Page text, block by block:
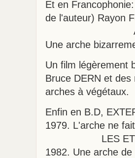
Et en
de l'auteur) Rayon
ABZALON
Une arche
Un film légèrement
Bruce DERN et
arches à végétaux.
Enfin en B.D,
1979. L'arche ne
LES ETRES
1982. Une arche